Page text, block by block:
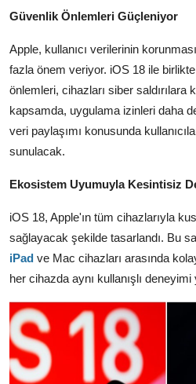
Güvenlik Önlemleri Güçleniyor
Apple, kullanıcı verilerinin
fazla önem veriyor. iOS 18 ile
önlemleri, cihazları siber saldırılara
kapsamda, uygulama izinleri daha
veri paylaşımı konusunda
sunulacak.
Ekosistem Uyumuyla Kesintisiz
iOS 18, Apple'ın tüm cihazlarıyla
sağlayacak şekilde tasarlandı. Bu
iPad ve Mac cihazları arasında
her cihazda aynı kullanışlı